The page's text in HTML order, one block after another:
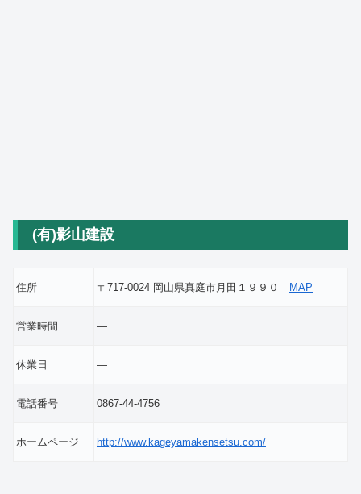
(有)影山建設
住所 〒717-0024 岡山県真庭市月田１９９０ MAP
営業時間 ―
休業日 ―
電話番号 0867-44-4756
ホームページ http://www.kageyamakensetsu.com/